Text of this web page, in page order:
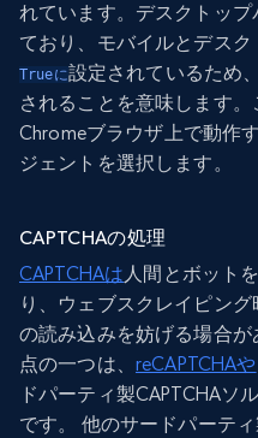
れています。デスクトップ
ており、モバイルとデス
Trueに設定されているため
されることを意味します
Chromeブラウザ上で動作
ジェントを選択します。
CAPTCHAの処理
CAPTCHAは人間とボット
り、ウェブスクレイピン
の読み込みを妨げる場合が
点の一つは、 reCAPTCHAや
ドパーティ製CAPTCHAソ
です。 他のサードパーテ